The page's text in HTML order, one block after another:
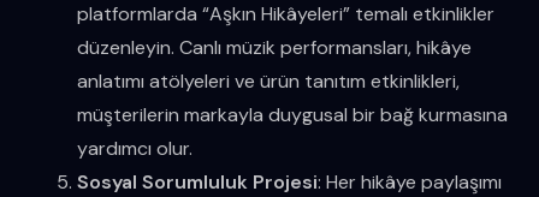
platformlarda “Aşkın Hikâyeleri” temalı etkinlikler
düzenleyin. Canlı müzik performansları, hikâye
anlatımı atölyeleri ve ürün tanıtım etkinlikleri,
müşterilerin markayla duygusal bir bağ kurmasına
yardımcı olur.
Sosyal Sorumluluk Projesi: Her hikâye paylaşımı